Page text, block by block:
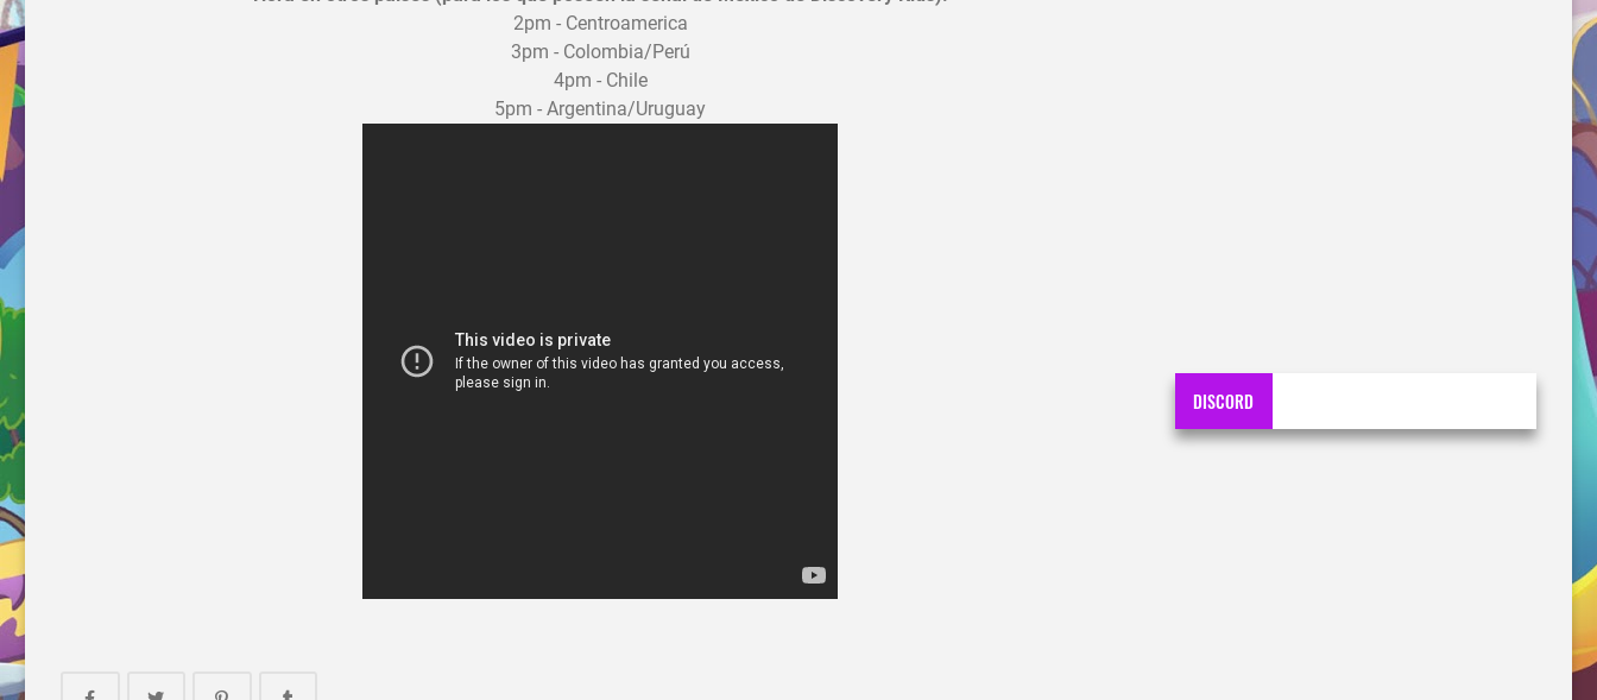
2pm - Centroamerica
3pm - Colombia/Perú
4pm - Chile
5pm - Argentina/Uruguay
DISCORD